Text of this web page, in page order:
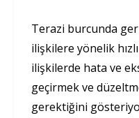
Terazi burcunda
ilişkilere yönelik
ilişkilerde hata ve
geçirmek ve
gerektiğini